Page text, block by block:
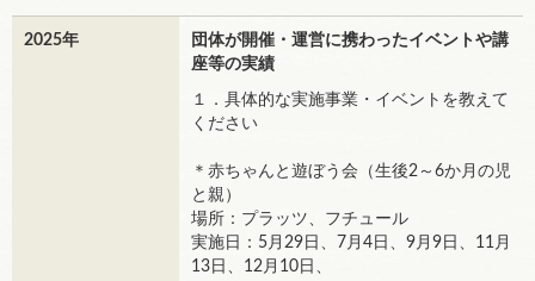
2025年
団体が開催・運営に携わったイベントや講
座等の実績
１．具体的な実施事業・イベントを教えて
ください
＊赤ちゃんと遊ぼう会（生後2～6か月の児
と親）
場所：プラッツ、フチュール
実施日：5月29日、7月4日、9月9日、11月
13日、12月10日、